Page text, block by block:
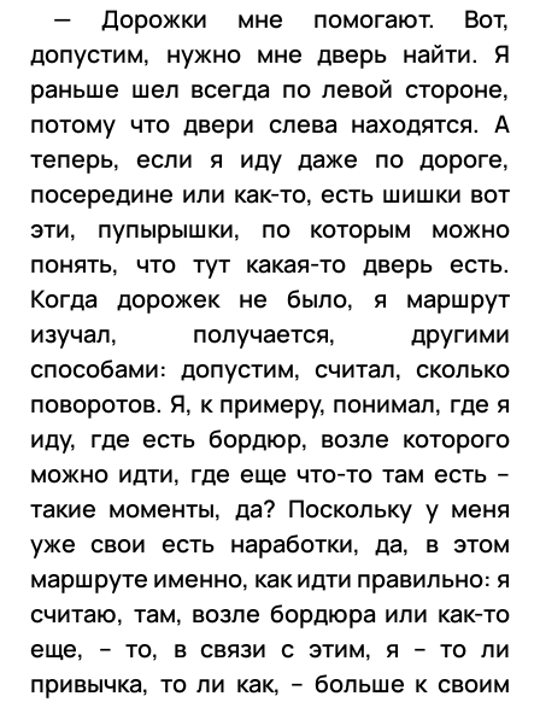
— Дорожки мне помогают. Вот,
допустим, нужно мне дверь найти. Я
раньше шел всегда по левой стороне,
потому что двери слева находятся. А
теперь, если я иду даже по дороге,
посередине или как-то, есть шишки вот
эти, пупырышки, по которым можно
понять, что тут какая-то дверь есть.
Когда дорожек не было, я маршрут
изучал, получается, другими
способами: допустим, считал, сколько
поворотов. Я, к примеру, понимал, где я
иду, где есть бордюр, возле которого
можно идти, где еще что-то там есть –
такие моменты, да? Поскольку у меня
уже свои есть наработки, да, в этом
маршруте именно, как идти правильно: я
считаю, там, возле бордюра или как-то
еще, – то, в связи с этим, я – то ли
привычка, то ли как, – больше к своим